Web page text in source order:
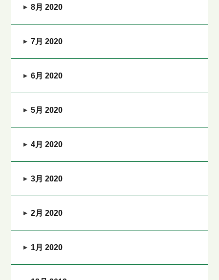
8月 2020
7月 2020
6月 2020
5月 2020
4月 2020
3月 2020
2月 2020
1月 2020